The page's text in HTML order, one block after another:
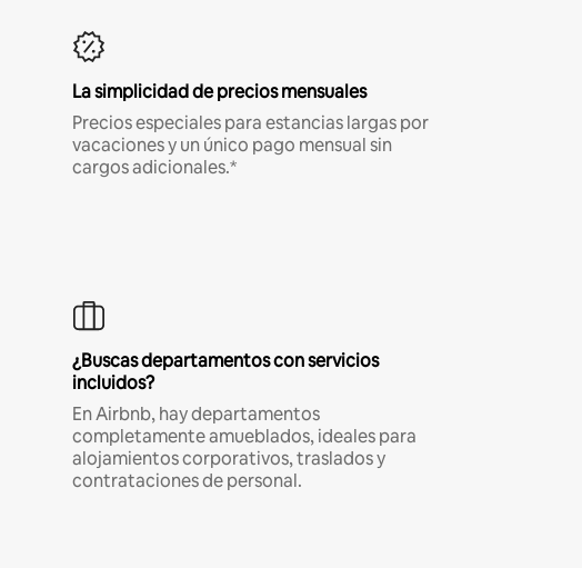
La simplicidad de precios mensuales
Precios especiales para estancias largas por
vacaciones y un único pago mensual sin
cargos adicionales.*
¿Buscas departamentos con servicios
incluidos?
En Airbnb, hay departamentos
completamente amueblados, ideales para
alojamientos corporativos, traslados y
contrataciones de personal.